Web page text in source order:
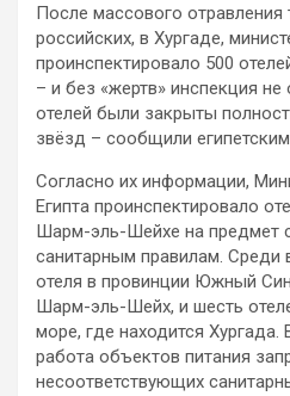
После массового отравления
российских, в Хургаде,
проинспектировало 500
– и без «жертв» инспекция не
отелей были закрыты
звёзд – сообщили
Согласно их информации,
Египта проинспектировало
Шарм-эль-Шейхе на предмет
санитарным правилам. Среди
отеля в провинции Южный
Шарм-эль-Шейх, и шесть
море, где находится Хургада.
работа объектов питания
несоответствующих